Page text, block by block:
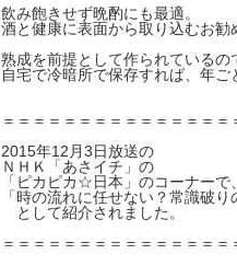
飲み飽きせず晩酌にも最適。
酒と健康に表面から取り込むお勧
熟成を前提として作られているの
自宅で冷暗所で保存すれば、年ご
＝＝＝＝＝＝＝＝＝＝＝＝＝＝＝
2015年12月3日放送の
ＮＨＫ「あさイチ」の
「ピカピカ☆日本」のコーナーで、
「時の流れに任せない？常識破り
として紹介されました。
＝＝＝＝＝＝＝＝＝＝＝＝＝＝＝